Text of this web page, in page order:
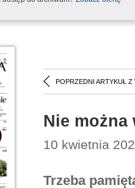
POPRZEDNI ARTYKUŁ Z
Nie można
10 kwietnia
Trzeba